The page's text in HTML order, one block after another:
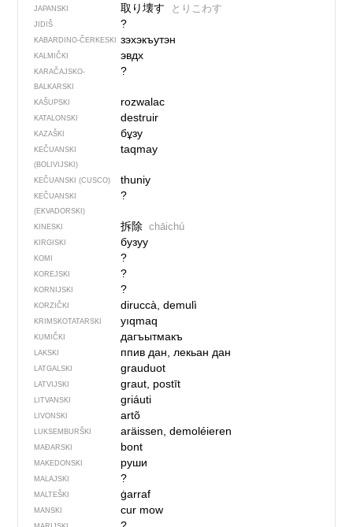
JAPANSKI 取り壊す とりこわす
JIDIŠ ?
KABARDINO-ČERKESKI зэхэкъутэн
KALMIČKI эвдх
KARAČAJSKO-
BALKARSKI
?
KAŠUPSKI rozwalac
KATALONSKI destruir
KAZAŠKI бұзу
KEČUANSKI
(BOLIVIJSKI)
taqmay
KEČUANSKI (CUSCO) thuniy
KEČUANSKI
(EKVADORSKI)
?
KINESKI 拆除 chāichú
KIRGISKI бузуу
KOMI ?
KOREJSKI ?
KORNIJSKI ?
KORZIČKI diruccà, demulì
KRIMSKOTATARSKI yıqmaq
KUMIČKI дагъытмакъ
LAKSKI ппив дан, лекьан дан
LATGALSKI grauduot
LATVIJSKI graut, postīt
LITVANSKI griáuti
LIVONSKI artõ
LUKSEMBURŠKI aräissen, demoléieren
MAĐARSKI bont
MAKEDONSKI руши
MALAJSKI ?
MALTEŠKI ġarraf
MANSKI cur mow